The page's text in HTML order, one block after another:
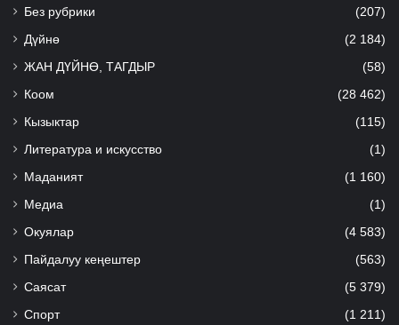
Без рубрики (207)
Дүйнө (2 184)
ЖАН ДҮЙНӨ, ТАГДЫР (58)
Коом (28 462)
Кызыктар (115)
Литература и искусство (1)
Маданият (1 160)
Медиа (1)
Окуялар (4 583)
Пайдалуу кеңештер (563)
Саясат (5 379)
Спорт (1 211)